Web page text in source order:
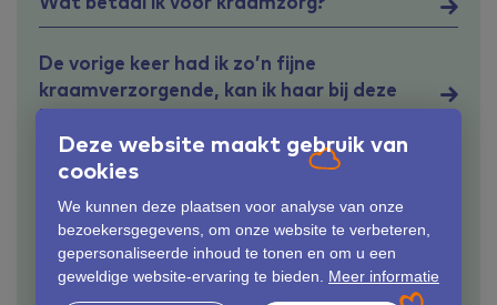
Deze website maakt gebruik van
cookies
We kunnen deze plaatsen voor analyse van onze
bezoekersgegevens, om onze website te verbeteren,
gepersonaliseerde inhoud te tonen en om u een
geweldige website-ervaring te bieden. Meer informatie
De vorige keer had ik zo’n fijne
kraamverzorgende, kan ik haar bij deze
kraamtijd weer krijgen?
Wat als ik vragen heb, terwijl de
kraamverzorgende al naar huis is tijdens
de kraamweek?
Boodschappenlijstje, wat heb je nodig voor